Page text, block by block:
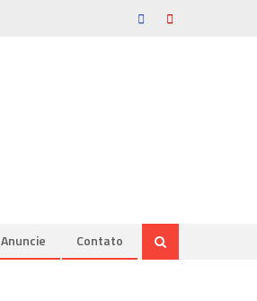
Anuncie Contato